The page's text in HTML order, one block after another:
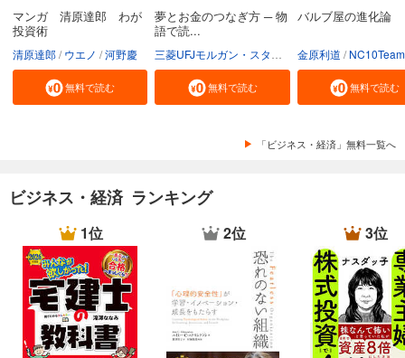
マンガ 清原達郎 わが
投資術
清原達郎 ウエノ 河野慶
無料で読む
夢とお金のつなぎ方 ─ 物
語で読...
無料で読む
バルブ屋の進化論
金原利道 NC10Team
無料で読む
「ビジネス・経済」無料一覧へ
ビジネス・経済 ランキング
1位 2位 3位